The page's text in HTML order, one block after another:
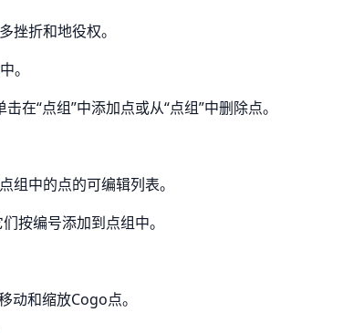
挫折和地役权。
中。
在“点组”中添加点或从“点组”中删除点。
组中的点的可编辑列表。
按编号添加到点组中。
动和缩放Cogo点。